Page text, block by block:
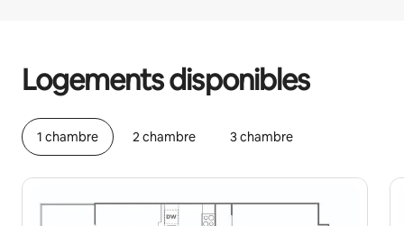
Logements disponibles
1 chambre 2 chambre 3 chambre